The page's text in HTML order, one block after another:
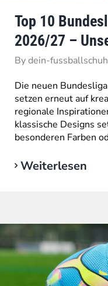
Top 10
2026/27 –
Bydein-fussballschuh
Die neuen
setzen erneut auf
regionale
klassische Designs
besonderen Farben
Weiterlesen